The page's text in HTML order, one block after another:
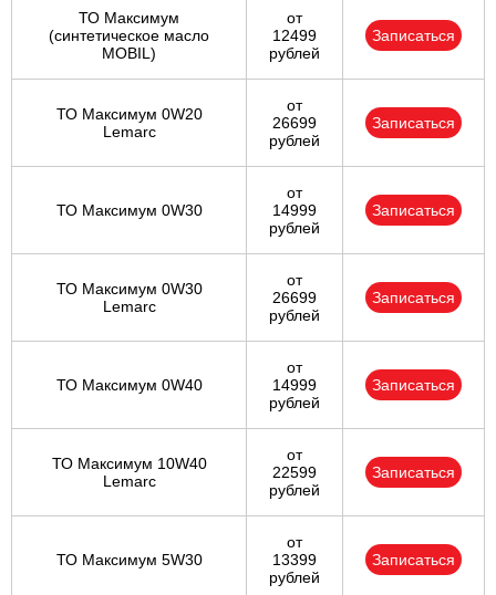
ТО Максимум
(cинтетическое масло
MOBIL)
от
12499
рублей
Записаться
ТО Максимум 0W20
Lemarc
от
26699
рублей
Записаться
ТО Максимум 0W30
от
14999
рублей
Записаться
ТО Максимум 0W30
Lemarc
от
26699
рублей
Записаться
ТО Максимум 0W40
от
14999
рублей
Записаться
ТО Максимум 10W40
Lemarc
от
22599
рублей
Записаться
ТО Максимум 5W30
от
13399
рублей
Записаться